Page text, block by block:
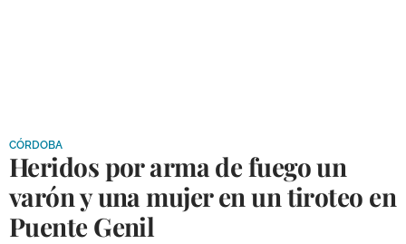
DEPORTES
COMPETICIONES
CÓRDOBA
Heridos por arma de fuego un
varón y una mujer en un tiroteo en
Puente Genil